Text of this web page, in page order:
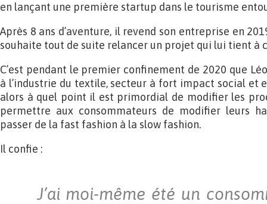
en lançant une première startup dans le tourisme
Après 8 ans d’aventure, il revend son entreprise en
souhaite tout de suite relancer un projet qui lui tient à
C’est pendant le premier confinement de 2020 que
à l’industrie du textile, secteur à fort impact social et
alors à quel point il est primordial de modifier les
permettre aux consommateurs de modifier leurs
passer de la fast fashion à la slow fashion.
Il confie :
J’ai moi-même été un